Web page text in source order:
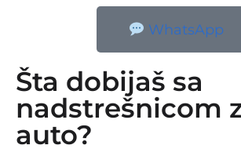
WhatsApp
Šta dobijaš sa
nadstrešnicom
auto?